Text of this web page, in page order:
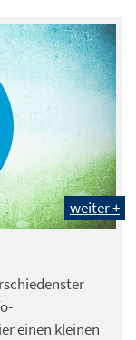
weiter +
einen kleinen